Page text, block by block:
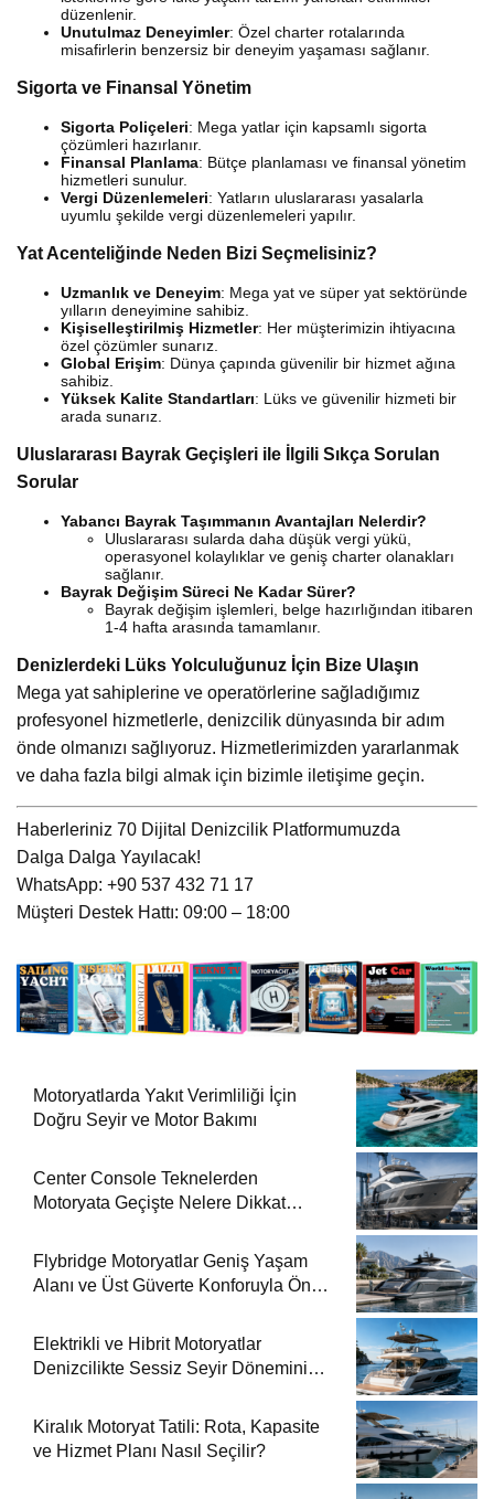
düzenlenir.
Unutulmaz Deneyimler: Özel charter rotalarında
misafirlerin benzersiz bir deneyim yaşaması sağlanır.
Sigorta ve Finansal Yönetim
Sigorta Poliçeleri: Mega yatlar için kapsamlı sigorta
çözümleri hazırlanır.
Finansal Planlama: Bütçe planlaması ve finansal yönetim
hizmetleri sunulur.
Vergi Düzenlemeleri: Yatların uluslararası yasalarla
uyumlu şekilde vergi düzenlemeleri yapılır.
Yat Acenteliğinde Neden Bizi Seçmelisiniz?
Uzmanlık ve Deneyim: Mega yat ve süper yat sektöründe
yılların deneyimine sahibiz.
Kişiselleştirilmiş Hizmetler: Her müşterimizin ihtiyacına
özel çözümler sunarız.
Global Erişim: Dünya çapında güvenilir bir hizmet ağına
sahibiz.
Yüksek Kalite Standartları: Lüks ve güvenilir hizmeti bir
arada sunarız.
Uluslararası Bayrak Geçişleri ile İlgili Sıkça Sorulan
Sorular
Yabancı Bayrak Taşımmanın Avantajları Nelerdir?
Uluslararası sularda daha düşük vergi yükü,
operasyonel kolaylıklar ve geniş charter olanakları
sağlanır.
Bayrak Değişim Süreci Ne Kadar Sürer?
Bayrak değişim işlemleri, belge hazırlığından itibaren
1-4 hafta arasında tamamlanır.
Denizlerdeki Lüks Yolculuğunuz İçin Bize Ulaşın
Mega yat sahiplerine ve operatörlerine sağladığımız
profesyonel hizmetlerle, denizcilik dünyasında bir adım
önde olmanızı sağlıyoruz. Hizmetlerimizden yararlanmak
ve daha fazla bilgi almak için bizimle iletişime geçin.
Haberleriniz 70 Dijital Denizcilik Platformumuzda
Dalga Dalga Yayılacak!
WhatsApp: +90 537 432 71 17
Müşteri Destek Hattı: 09:00 – 18:00
Motoryatlarda Yakıt Verimliliği İçin
Doğru Seyir ve Motor Bakımı
Center Console Teknelerden
Motoryata Geçişte Nelere Dikkat
Flybridge Motoryatlar Geniş Yaşam
Alanı ve Üst Güverte Konforuyla Öne
Elektrikli ve Hibrit Motoryatlar
Denizcilikte Sessiz Seyir Dönemini
Kiralık Motoryat Tatili: Rota, Kapasite
ve Hizmet Planı Nasıl Seçilir?